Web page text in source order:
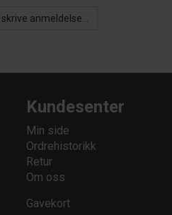
anmeldelse...
Kundesenter
Min side
Ordrehistorikk
Retur
Om oss
Gavekort